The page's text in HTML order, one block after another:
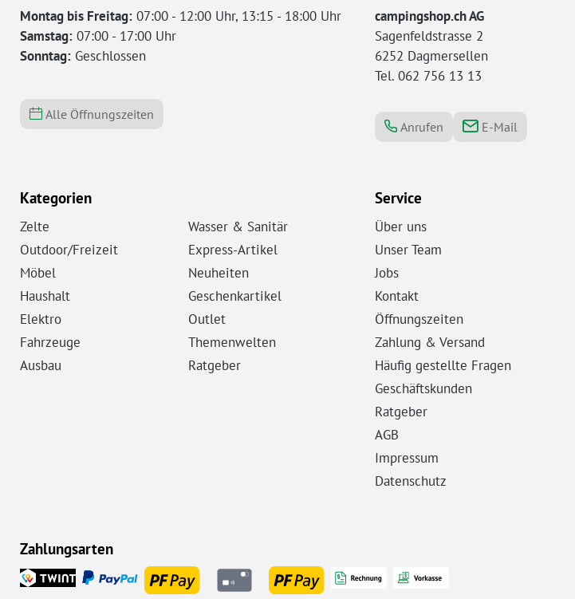
Montag bis Freitag: 07:00 - 12:00 Uhr, 13:15 - 18:00 Uhr
Samstag: 07:00 - 17:00 Uhr
Sonntag: Geschlossen
Alle Öffnungszeiten
campingshop.ch AG
Sagenfeldstrasse 2
6252 Dagmersellen
Tel. 062 756 13 13
Anrufen E-Mail
Kategorien
Zelte
Outdoor/Freizeit
Möbel
Haushalt
Elektro
Fahrzeuge
Ausbau
Wasser & Sanitär
Express-Artikel
Neuheiten
Geschenkartikel
Outlet
Themenwelten
Ratgeber
Service
Über uns
Unser Team
Jobs
Kontakt
Öffnungszeiten
Zahlung & Versand
Häufig gestellte Fragen
Geschäftskunden
Ratgeber
AGB
Impressum
Datenschutz
Zahlungsarten